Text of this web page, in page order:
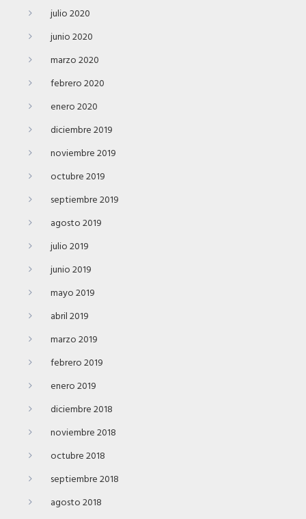
julio 2020
junio 2020
marzo 2020
febrero 2020
enero 2020
diciembre 2019
noviembre 2019
octubre 2019
septiembre 2019
agosto 2019
julio 2019
junio 2019
mayo 2019
abril 2019
marzo 2019
febrero 2019
enero 2019
diciembre 2018
noviembre 2018
octubre 2018
septiembre 2018
agosto 2018